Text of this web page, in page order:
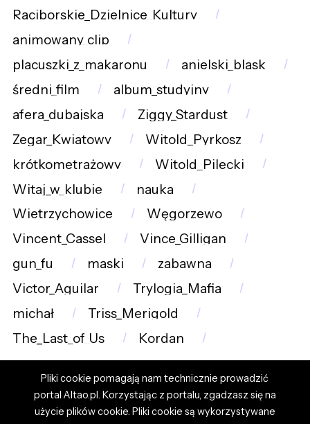
Raciborskie_Dzielnice_Kultury
animowany_clip
placuszki_z_makaronu
anielski_blask
średni_film
album_studyjny
afera_dubajska
Ziggy_Stardust
Zegar_Kwiatowy
Witold_Pyrkosz
krótkometrażowy
Witold_Pilecki
Witaj_w_klubie
nauka
Wietrzychowice
Węgorzewo
Vincent_Cassel
Vince_Gilligan
gun_fu
maski
zabawna
Victor_Aguilar
Trylogia_Mafia
michał
Triss_Merigold
The_Last_of_Us
Kordan
Pliki cookie pomagają nam technicznie prowadzić
portal Altao.pl. Korzystając z portalu, zgadzasz się na
użycie plików cookie. Pliki cookie są wykorzystywane